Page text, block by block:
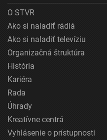
O STVR
Ako si naladiť rádiá
Ako si naladiť televíziu
Organizačná štruktúra
História
Kariéra
Rada
Úhrady
Kreatívne centrá
Vyhlásenie o prístupnosti